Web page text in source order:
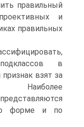
правильный
и
правильных
в
взят за
Наиболее
форме и по